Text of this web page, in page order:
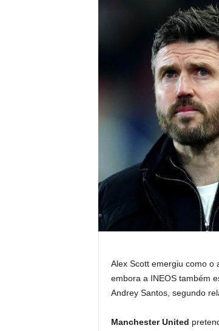
Alex Scott emergiu como o
embora a INEOS também
Andrey Santos, segundo
Manchester United